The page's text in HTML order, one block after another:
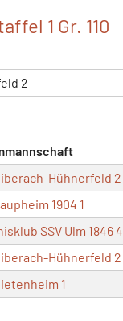
1 Gr. 110
2
Hühnerfeld 2
1904 1
SSV Ulm 1846 4
Hühnerfeld 2
1